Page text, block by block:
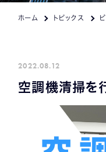
ホーム トピックス
2022.08.12
空調機清掃を